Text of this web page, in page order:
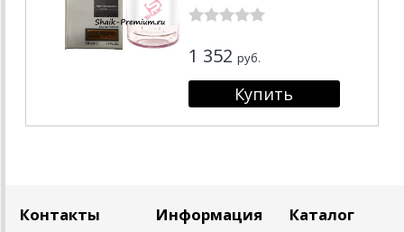
1 352 руб.
Контакты Информация Каталог